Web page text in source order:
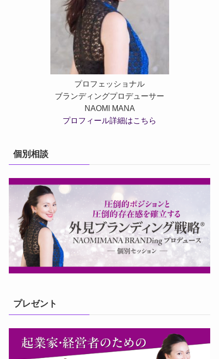
プロフェッショナル
ブランディングプロデューサー
NAOMI MANA
プロフィール詳細はこちら
個別相談
プレゼント